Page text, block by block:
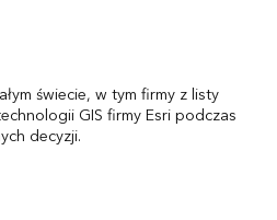
świecie, w tym firmy z listy
GIS firmy Esri podczas
decyzji.